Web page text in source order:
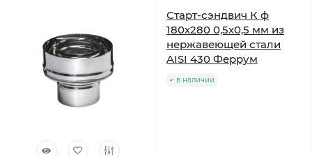
Старт-сэндвич К ф
180х280 0,5х0,5 мм из
нержавеющей стали
AISI 430 Феррум
в наличии